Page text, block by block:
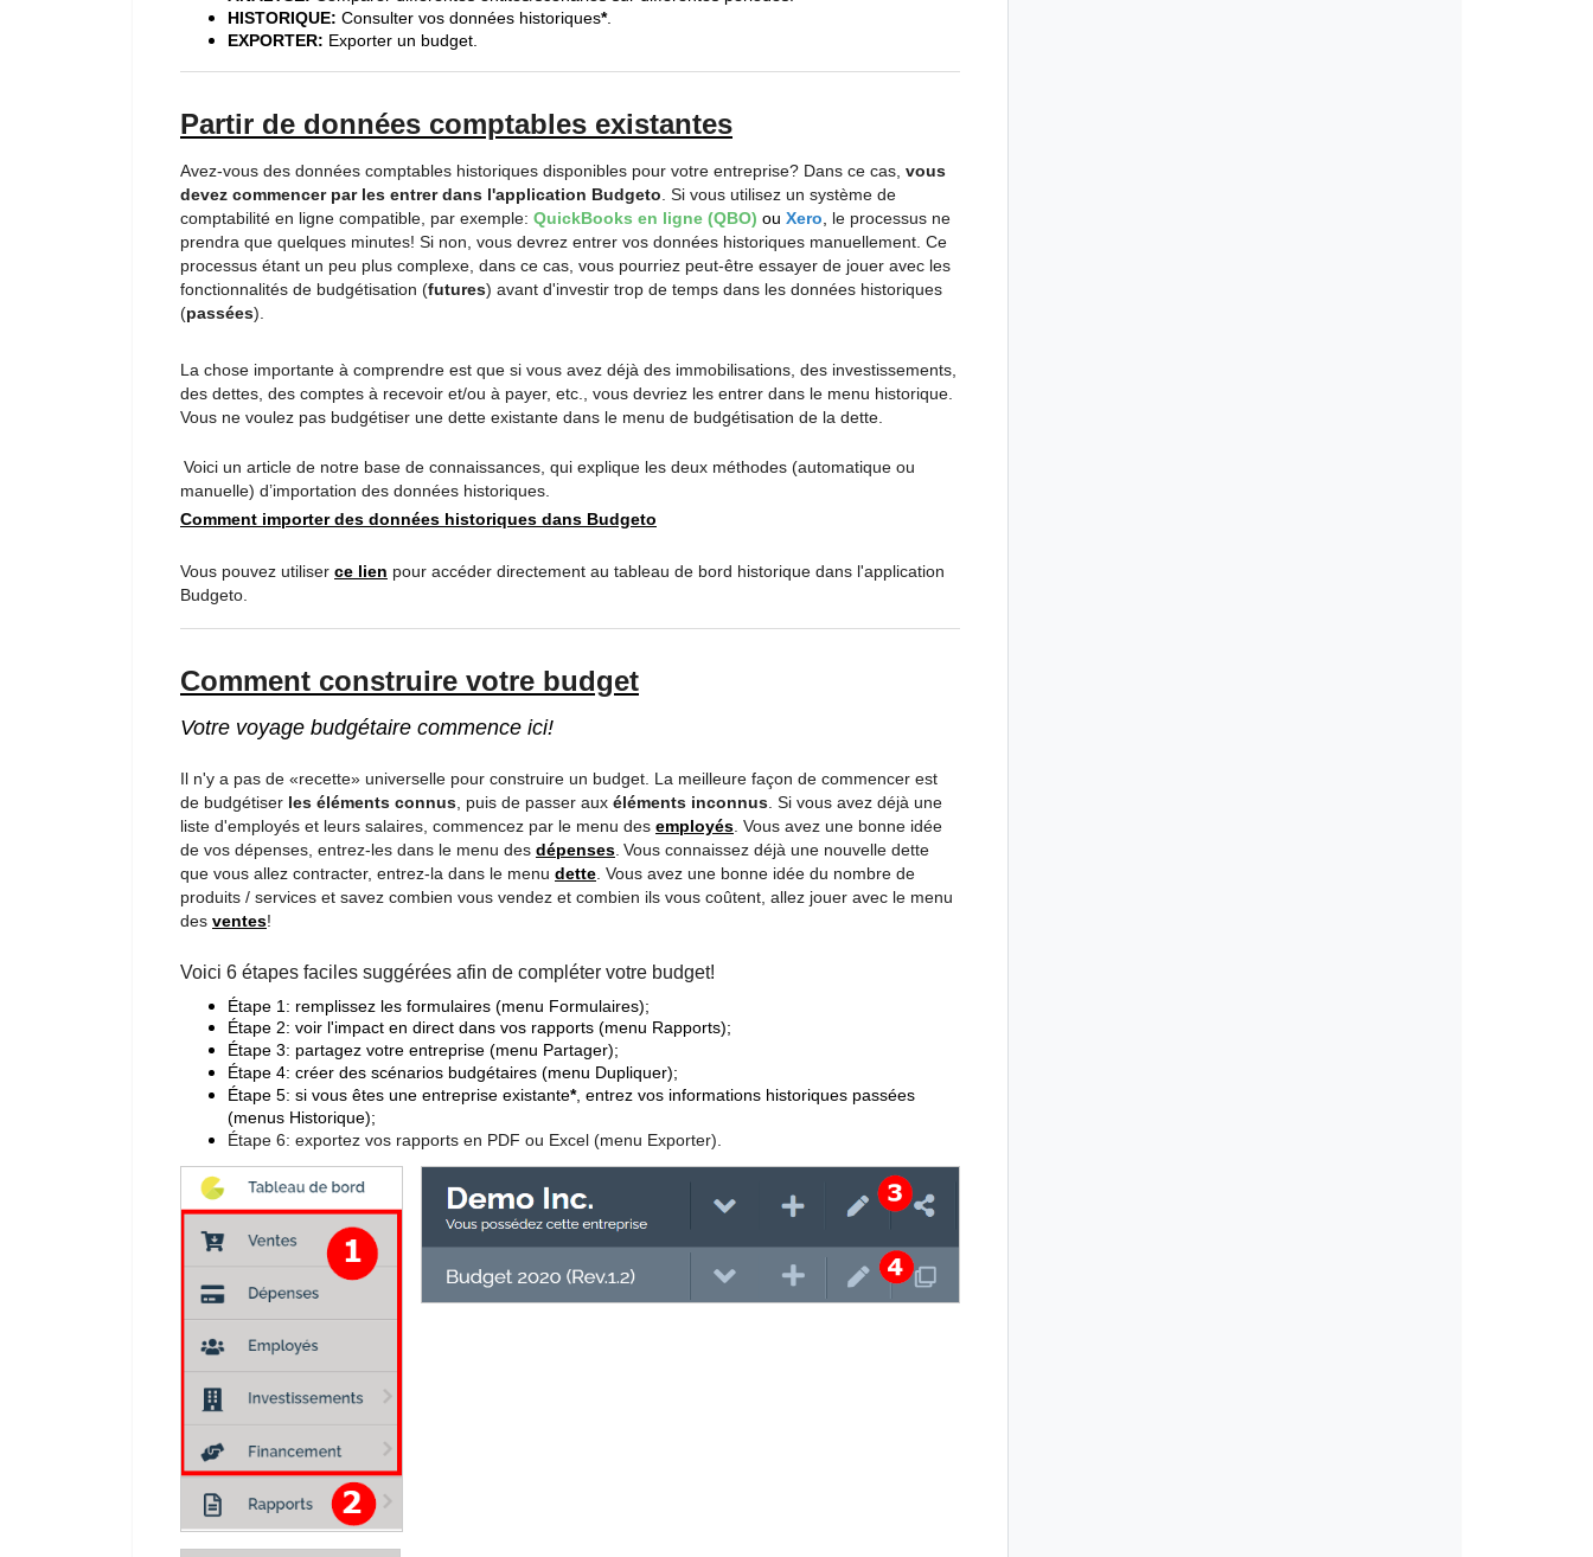
HISTORIQUE: Consulter vos données historiques*.
EXPORTER: Exporter un budget.
Partir de données comptables existantes
Avez-vous des données comptables historiques disponibles pour votre entreprise? Dans ce cas, vous
devez commencer par les entrer dans l'application Budgeto . Si vous utilisez un système de
comptabilité en ligne compatible, par exemple: QuickBooks en ligne (QBO) ou Xero
le processus ne
prendra que quelques minutes! Si non, vous devrez entrer vos données historiques manuellement. Ce
processus étant un peu plus complexe, dans ce cas, vous pourriez peut-être essayer de jouer avec les
fonctionnalités de budgétisation (futures) avant d'investir trop de temps dans les données historiques
(passées).
La chose importante à comprendre est que si vous avez déjà des immobilisations, des investissements,
des dettes, des comptes à recevoir et/ou à payer, etc., vous devriez les entrer dans le menu historique.
Vous ne voulez pas budgétiser une dette existante dans le menu de budgétisation de la dette.
Voici un article de notre base de connaissances, qui explique les deux méthodes (automatique ou
manuelle) d’importation des données historiques.
Comment importer des données historiques dans Budgeto
Vous pouvez utiliser ce lien pour accéder directement au tableau de bord historique dans l'application
Budgeto.
Comment construire votre budget
Votre voyage budgétaire commence ici!
Il n'y a pas de «recette» universelle pour construire un budget. La meilleure façon de commencer est
de budgétiser les éléments connus , puis de passer aux éléments inconnus . Si vous avez déjà une
liste d'employés et leurs salaires, commencez par le menu des employés . Vous avez une bonne idée
de vos dépenses, entrez-les dans le menu des dépenses Vous connaissez déjà une nouvelle dette
que vous allez contracter, entrez-la dans le menu dette . Vous avez une bonne idée du nombre de
produits / services et savez combien vous vendez et combien ils vous coûtent, allez jouer avec le menu
des ventes!
Voici 6 étapes faciles suggérées afin de compléter votre budget!
Étape 1: remplissez les formulaires (menu Formulaires);
Étape 2: voir l'impact en direct dans vos rapports (menu Rapports);
Étape 3: partagez votre entreprise (menu Partager);
Étape 4: créer des scénarios budgétaires (menu Dupliquer);
Étape 5: si vous êtes une entreprise existante*, entrez vos informations historiques passées
(menus Historique);
Étape 6: exportez vos rapports en PDF ou Excel (menu Exporter).